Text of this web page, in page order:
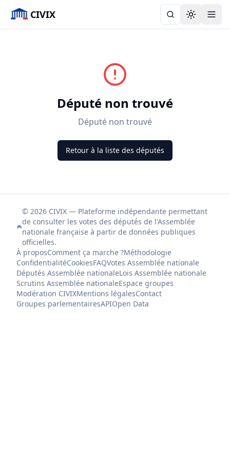
CIVIX Toggle
Député non trouvé
Député non trouvé
Retour à la liste des députés
© 2026 CIVIX — Plateforme indépendante permettant
de consulter les votes des députés de l'Assemblée
nationale française à partir de données publiques
officielles.
À proposComment ça marche ?Méthodologie
ConfidentialitéCookiesFAQVotes Assemblée nationale
Députés Assemblée nationaleLois Assemblée nationale
Scrutins Assemblée nationaleEspace groupes
Modération CIVIXMentions légalesContact
Groupes parlementairesAPIOpen Data